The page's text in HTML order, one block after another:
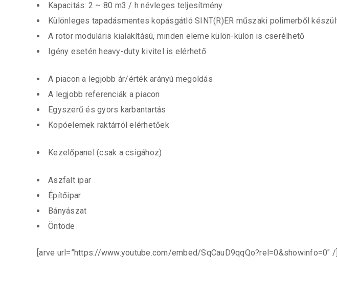
Kapacitás: 2 ~ 80 m3 / h névleges teljesítmény
Különleges tapadásmentes kopásgátló SINT(R)ER műszaki polimerből
A rotor moduláris kialakítású, minden eleme külön-külön is cserélhető
Igény esetén heavy-duty kivitel is elérhető
A piacon a legjobb ár/érték arányú megoldás
A legjobb referenciák a piacon
Egyszerű és gyors karbantartás
Kopóelemek raktárról elérhetőek
Kezelőpanel (csak a csigához)
Aszfalt ipar
Építőipar
Bányászat
Öntöde
[arve url=”https://www.youtube.com/embed/SqCauD9qqQo?rel=0&showinfo=0″ /]